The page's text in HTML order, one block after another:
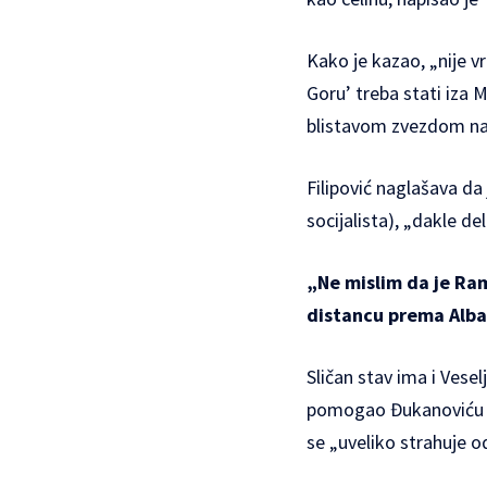
Kako je kazao, „nije
Goru’ treba stati iza
blistavom zvezdom
Filipović naglašava
socijalista), „dakle
„Ne mislim da je
distancu prema
Sličan stav ima i
pomogao Đukanoviću
se „uveliko strahuje